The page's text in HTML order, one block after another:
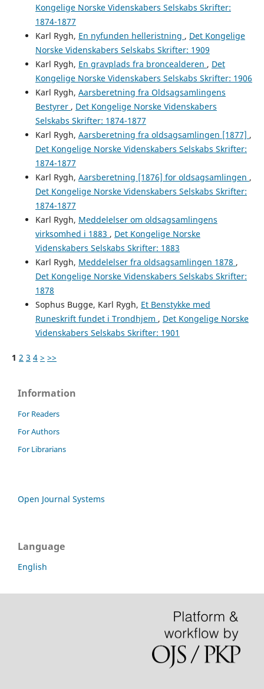
Kongelige Norske Videnskabers Selskabs Skrifter:
1874-1877
Karl Rygh, En nyfunden helleristning , Det Kongelige
Norske Videnskabers Selskabs Skrifter: 1909
Karl Rygh, En gravplads fra broncealderen , Det
Kongelige Norske Videnskabers Selskabs Skrifter: 1906
Karl Rygh, Aarsberetning fra Oldsagsamlingens
Bestyrer , Det Kongelige Norske Videnskabers
Selskabs Skrifter: 1874-1877
Karl Rygh, Aarsberetning fra oldsagsamlingen [1877] ,
Det Kongelige Norske Videnskabers Selskabs Skrifter:
1874-1877
Karl Rygh, Aarsberetning [1876] for oldsagsamlingen ,
Det Kongelige Norske Videnskabers Selskabs Skrifter:
1874-1877
Karl Rygh, Meddelelser om oldsagsamlingens
virksomhed i 1883 , Det Kongelige Norske
Videnskabers Selskabs Skrifter: 1883
Karl Rygh, Meddelelser fra oldsagsamlingen 1878 ,
Det Kongelige Norske Videnskabers Selskabs Skrifter:
1878
Sophus Bugge, Karl Rygh, Et Benstykke med
Runeskrift fundet i Trondhjem , Det Kongelige Norske
Videnskabers Selskabs Skrifter: 1901
1 2 3 4 > >>
Information
For Readers
For Authors
For Librarians
Open Journal Systems
Language
English